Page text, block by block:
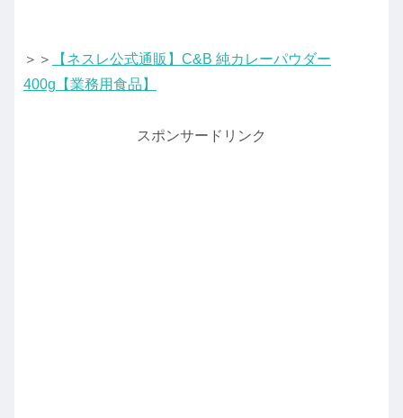
＞＞
【ネスレ公式通販】C&B 純カレーパウダー
400g【業務用食品】
スポンサードリンク